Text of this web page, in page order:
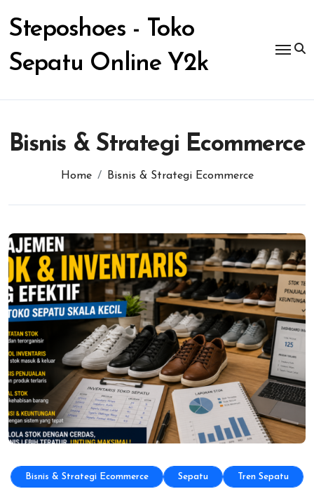
content
Steposhoes - Toko
Sepatu Online Y2k
Bisnis & Strategi Ecommerce
Home Bisnis & Strategi Ecommerce
Bisnis & Strategi Ecommerce Sepatu Tren Sepatu